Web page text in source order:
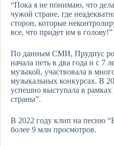
“Пока я не понимаю, что
чужой стране, где
сторон, которые
все, что придет им в
По данным СМИ, Прудиус
начала петь в два года и с 7
музыкой, участвовала в
музыкальных конкурсах. В
успешно выступала в рамках
страны”.
В 2022 году клип на песню
более 9 млн просмотров.